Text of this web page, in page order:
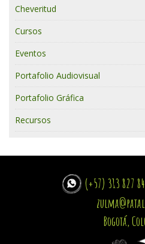
Cheveritud
Cursos
Eventos
Portafolio Audiovisual
Portafolio Gráfica
Recursos
(+57) 313 827
Bogotá,